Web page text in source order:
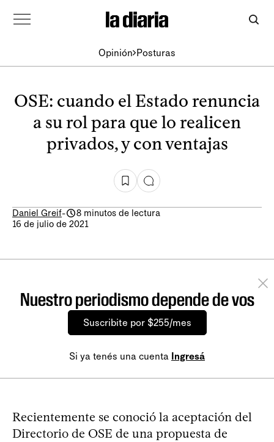
Opinión Posturas
OSE: cuando el Estado renuncia
a su rol para que lo realicen
privados, y con ventajas
Daniel Greif-
8 minutos de lectura
16 de julio de 2021
Nuestro periodismo depende de vos
Suscribite por $255/mes
Si ya tenés una cuenta Ingresá
Recientemente se conoció la aceptación del
Directorio de OSE de una propuesta de